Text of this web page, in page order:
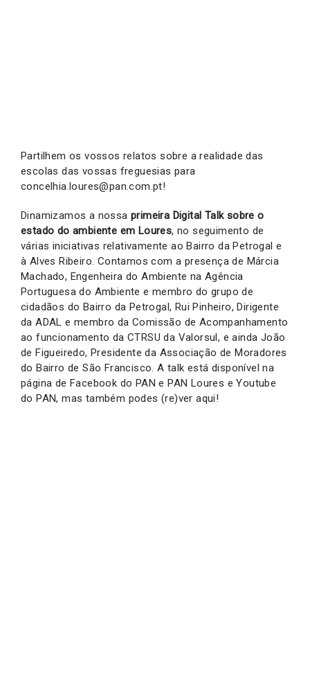
Partilhem os vossos relatos sobre a realidade das
escolas das vossas freguesias para
concelhia.loures@pan.com.pt!
Dinamizamos a nossa primeira Digital Talk sobre o
estado do ambiente em Loures, no seguimento de
várias iniciativas relativamente ao Bairro da Petrogal e
à Alves Ribeiro. Contamos com a presença de Márcia
Machado, Engenheira do Ambiente na Agência
Portuguesa do Ambiente e membro do grupo de
cidadãos do Bairro da Petrogal, Rui Pinheiro, Dirigente
da ADAL e membro da Comissão de Acompanhamento
ao funcionamento da CTRSU da Valorsul, e ainda João
de Figueiredo, Presidente da Associação de Moradores
do Bairro de São Francisco. A talk está disponível na
página de Facebook do PAN e PAN Loures e Youtube
do PAN, mas também podes (re)ver aqui!